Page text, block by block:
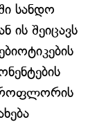
სანდო
ის შეიცავს